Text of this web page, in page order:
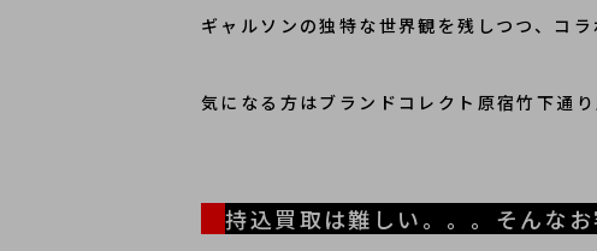
ギャルソンの独特な世界観を残しつつ、コ
気になる方はブランドコレクト原宿竹下通
持込買取は難しい。。。そんな